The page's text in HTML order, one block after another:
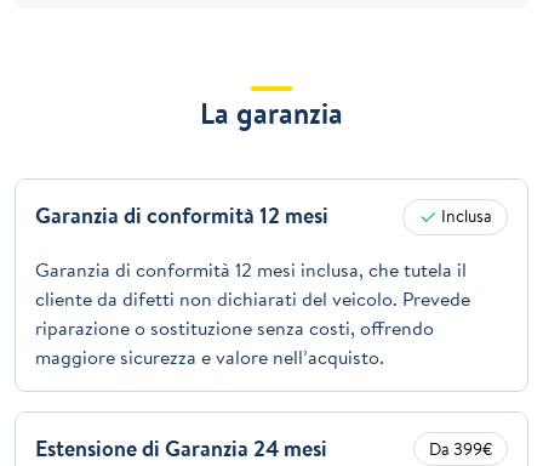
La garanzia
Garanzia di conformità 12 mesi Inclusa
Garanzia di conformità 12 mesi inclusa, che tutela il
cliente da difetti non dichiarati del veicolo. Prevede
riparazione o sostituzione senza costi, offrendo
maggiore sicurezza e valore nell’acquisto.
Estensione di Garanzia 24 mesi Da 399€